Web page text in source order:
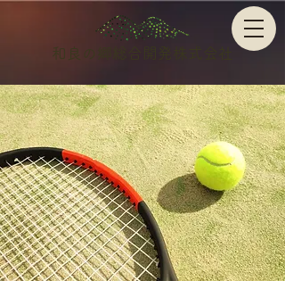
和良の郷総合開発株式会社